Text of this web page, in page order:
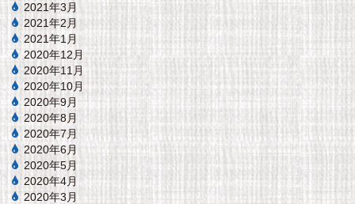
2021年3月
2021年2月
2021年1月
2020年12月
2020年11月
2020年10月
2020年9月
2020年8月
2020年7月
2020年6月
2020年5月
2020年4月
2020年3月